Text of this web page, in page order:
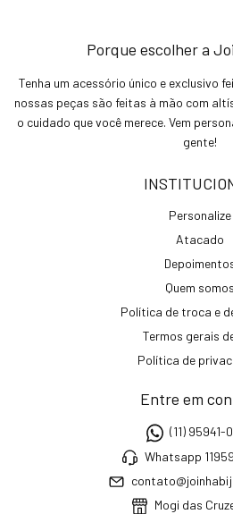
Porque escolher a
Tenha um acessório único e exclusivo
nossas peças são feitas à mão com
o cuidado que você merece. Vem
gente!
Personalize
Atacado
Quem somos
Política de troca e
Termos gerais
Política de
Entre em
(11) 95941-
Whatsapp
Mogi das